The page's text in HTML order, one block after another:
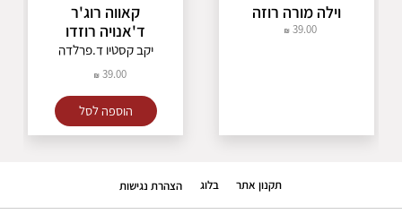
וילה מורה רוזה
39.00
קאווה רוג'ר
ד'אנויה רוזדו
יקב קסטיו ד.פרלדה
39.00
הוספה לסל
תקנון אתר בלוג הצהרת נגישות